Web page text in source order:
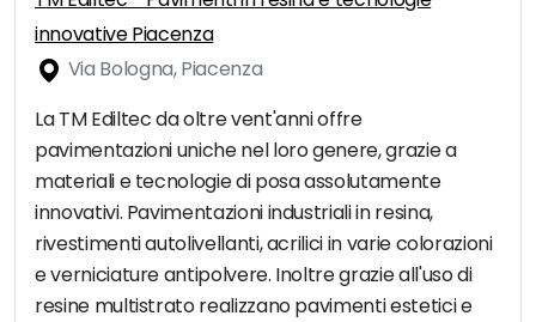
innovative Piacenza
Via Bologna, Piacenza
La TM Ediltec da oltre vent'anni offre
pavimentazioni uniche nel loro genere, grazie a
materiali e tecnologie di posa assolutamente
innovativi. Pavimentazioni industriali in resina,
rivestimenti autolivellanti, acrilici in varie colorazioni
e verniciature antipolvere. Inoltre grazie all'uso di
resine multistrato realizzano pavimenti estetici e